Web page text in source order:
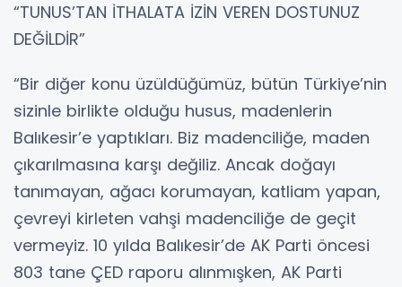
“TUNUS’TAN İTHALATA İZİN VEREN DOSTUNUZ
DEĞİLDİR”
“Bir diğer konu üzüldüğümüz, bütün Türkiye’nin
sizinle birlikte olduğu husus, madenlerin
Balıkesir’e yaptıkları. Biz madenciliğe, maden
çıkarılmasına karşı değiliz. Ancak doğayı
tanımayan, ağacı korumayan, katliam yapan,
çevreyi kirleten vahşi madenciliğe de geçit
vermeyiz. 10 yılda Balıkesir’de AK Parti öncesi
803 tane ÇED raporu alınmışken, AK Parti